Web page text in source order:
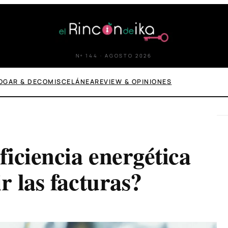
Nº 144 · AGOSTO 2026
& DECOMISCELÁNEAREVIEW & OPINIONES
energética
las facturas?